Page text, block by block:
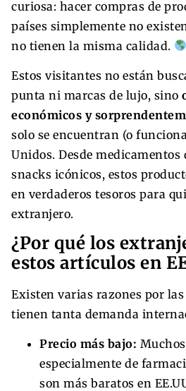
curiosa: hacer compras de
países simplemente no
no tienen la misma calidad.
Estos visitantes no están
punta ni marcas de lujo, sino
económicos y
solo se encuentran (o
Unidos. Desde
snacks icónicos, estos
en verdaderos tesoros para
extranjero.
¿Por qué los
estos artículos en
Existen varias razones por
tienen tanta demanda
Precio más bajo:
especialmente de
son más baratos en